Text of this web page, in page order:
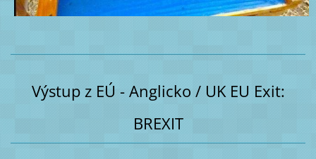
Výstup z EÚ - Anglicko / UK EU Exit:
BREXIT